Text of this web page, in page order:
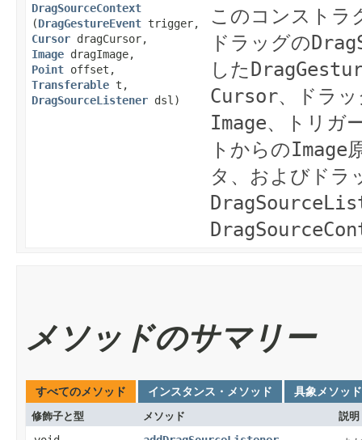
DragSourceContext
(DragGestureEvent trigger,
Cursor dragCursor,
Image dragImage,
Point offset,
Transferable t,
DragSourceListener dsl)
このコンストラ
ドラッグの
した
Cursor、ドラ
Image、トリガ
トからのImage
タ、およびドラ
メソッドのサマリー
すべてのメソッド インスタンス・メソッド 具象メソッド
修飾子と型 メソッド 説明